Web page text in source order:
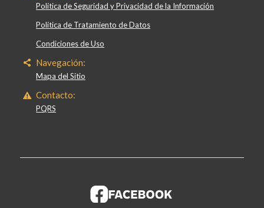
Política de Seguridad y Privacidad de la Información
Política de Tratamiento de Datos
Condiciones de Uso
Navegación:
Mapa del Sitio
Contacto:
PQRS